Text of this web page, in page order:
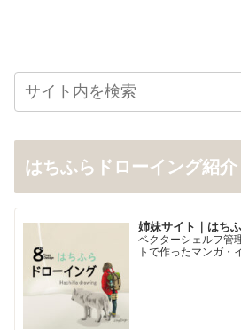
はちふらドローイング紹介
姉妹サイト｜はち
ベクターシェルフ管
トで作ったマンガ・